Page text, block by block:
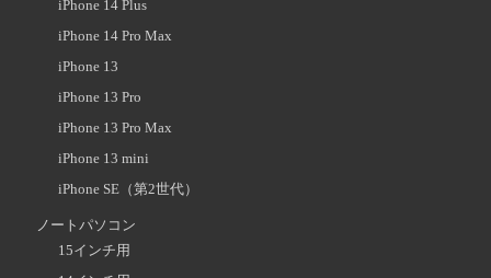
iPhone 14 Plus
iPhone 14 Pro Max
iPhone 13
iPhone 13 Pro
iPhone 13 Pro Max
iPhone 13 mini
iPhone SE（第2世代）
ノートパソコン
15インチ用